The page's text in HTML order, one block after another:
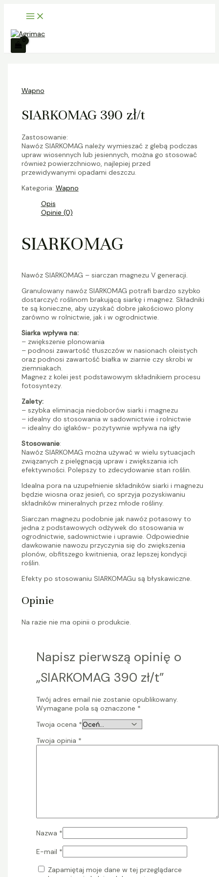
content
Wapno
SIARKOMAG 390 zł/t
Zastosowanie:
Nawóz SIARKOMAG należy wymieszać z glebą podczas
upraw wiosennych lub jesiennych, można go stosować
również powierzchniowo, najlepiej przed
przewidywanymi opadami deszczu.
Kategoria: Wapno
Opis
Opinie (0)
SIARKOMAG
Nawóz SIARKOMAG – siarczan magnezu V generacji.
Granulowany nawóz SIARKOMAG potrafi bardzo szybko
dostarczyć roślinom brakującą siarkę i magnez. Składniki
te są konieczne, aby uzyskać dobre jakościowo plony
zarówno w rolnictwie, jak i w ogrodnictwie.
Siarka wpływa na:
– zwiększenie plonowania
– podnosi zawartość tłuszczów w nasionach oleistych
oraz podnosi zawartość białka w ziarnie czy skrobi w
ziemniakach.
Magnez z kolei jest podstawowym składnikiem procesu
fotosyntezy.
Zalety:
– szybka eliminacja niedoborów siarki i magnezu
– idealny do stosowania w sadownictwie i rolnictwie
– idealny do iglaków- pozytywnie wpływa na igły
Stosowanie:
Nawóz SIARKOMAG można używać w wielu sytuacjach
związanych z pielęgnacją upraw i zwiększania ich
efektywności. Polepszy to zdecydowanie stan roślin.
Idealna pora na uzupełnienie składników siarki i magnezu
będzie wiosna oraz jesień, co sprzyja pozyskiwaniu
składników mineralnych przez młode rośliny.
Siarczan magnezu podobnie jak nawóz potasowy to
jedna z podstawowych odżywek do stosowania w
ogrodnictwie, sadownictwie i uprawie. Odpowiednie
dawkowanie nawozu przyczynia się do zwiększenia
plonów, obfitszego kwitnienia, oraz lepszej kondycji
roślin.
Efekty po stosowaniu SIARKOMAGu są błyskawiczne.
Opinie
Na razie nie ma opinii o produkcie.
Napisz pierwszą opinię o
„SIARKOMAG 390 zł/t”
Twój adres email nie zostanie opublikowany.
Wymagane pola są oznaczone *
Twoja ocena *
Twoja opinia *
Nazwa *
E-mail *
Zapamiętaj moje dane w tej przeglądarce